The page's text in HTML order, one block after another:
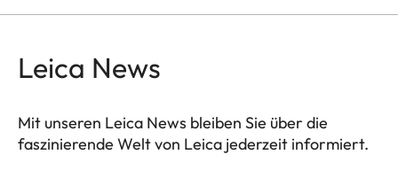
Leica News
Mit unseren Leica News bleiben Sie über die
faszinierende Welt von Leica jederzeit informiert.